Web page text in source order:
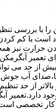
را با بررسی
است با کم
حرارت نیز
تعمیر
از حد می
آب جوش
از حد
دارد.تعمیر
تخصصی